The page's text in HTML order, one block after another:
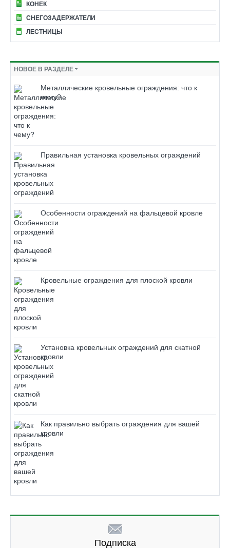
КОНЕК
СНЕГОЗАДЕРЖАТЕЛИ
ЛЕСТНИЦЫ
НОВОЕ В РАЗДЕЛЕ
Металлические кровельные ограждения: что к
чему?
Правильная установка кровельных ограждений
Особенности ограждений на фальцевой кровле
Кровельные ограждения для плоской кровли
Установка кровельных ограждений для скатной
кровли
Как правильно выбрать ограждения для вашей
кровли
Подписка